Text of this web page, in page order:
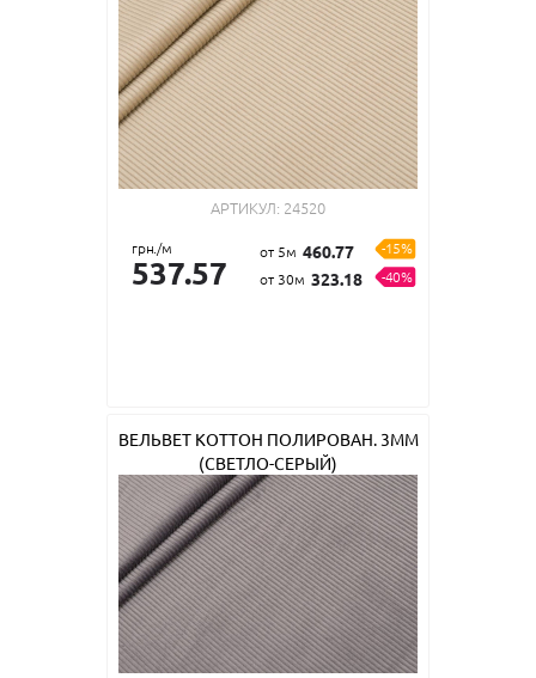
АРТИКУЛ: 24520
грн./м
537.57
от 5м 460.77
-15%
от 30м 323.18 -40%
ВЕЛЬВЕТ КОТТОН ПОЛИРОВАН. 3ММ
(СВЕТЛО-СЕРЫЙ)